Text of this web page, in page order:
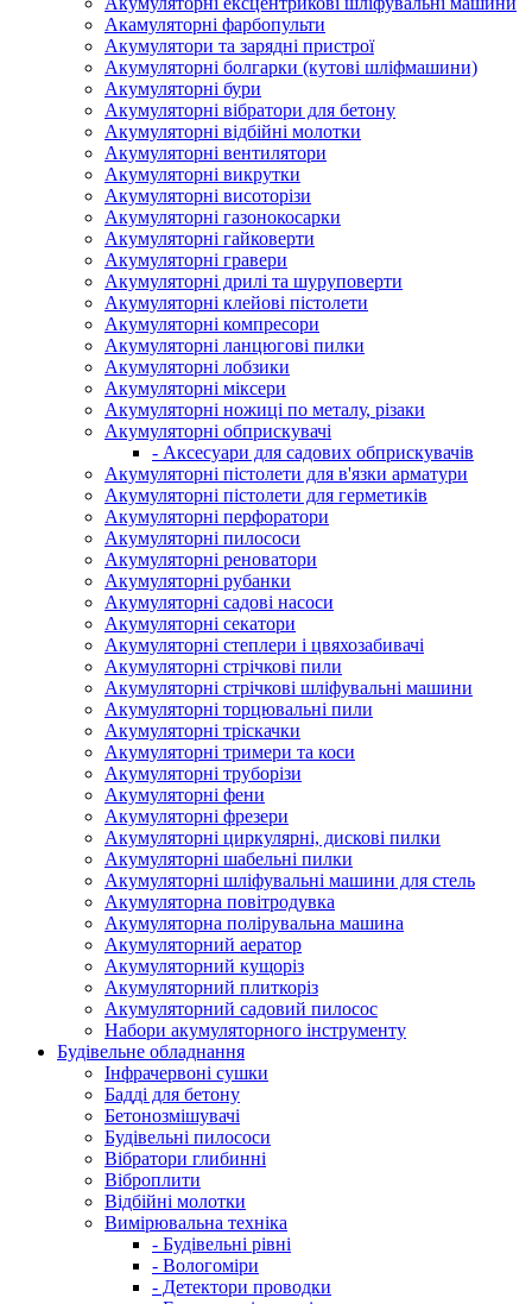
Акамуляторні фарбопульти
Акумулятори та зарядні пристрої
Акумуляторні болгарки (кутові шліфмашини)
Акумуляторні бури
Акумуляторні вібратори для бетону
Акумуляторні відбійні молотки
Акумуляторні вентилятори
Акумуляторні викрутки
Акумуляторні висоторізи
Акумуляторні газонокосарки
Акумуляторні гайковерти
Акумуляторні гравери
Акумуляторні дрилі та шуруповерти
Акумуляторні клейові пістолети
Акумуляторні компресори
Акумуляторні ланцюгові пилки
Акумуляторні лобзики
Акумуляторні міксери
Акумуляторні ножиці по металу, різаки
Акумуляторні обприскувачі
- Аксесуари для садових обприскувачів
Акумуляторні пістолети для в'язки арматури
Акумуляторні пістолети для герметиків
Акумуляторні перфоратори
Акумуляторні пилососи
Акумуляторні реноватори
Акумуляторні рубанки
Акумуляторні садові насоси
Акумуляторні секатори
Акумуляторні степлери і цвяхозабивачі
Акумуляторні стрічкові пили
Акумуляторні стрічкові шліфувальні машини
Акумуляторні торцювальні пили
Акумуляторні тріскачки
Акумуляторні тримери та коси
Акумуляторні труборізи
Акумуляторні фени
Акумуляторні фрезери
Акумуляторні циркулярні, дискові пилки
Акумуляторні шабельні пилки
Акумуляторні шліфувальні машини для стель
Акумуляторна повітродувка
Акумуляторна полірувальна машина
Акумуляторний аератор
Акумуляторний кущоріз
Акумуляторний плиткоріз
Акумуляторний садовий пилосос
Набори акумуляторного інструменту
Будівельне обладнання
Інфрачервоні сушки
Бадді для бетону
Бетонозмішувачі
Будівельні пилососи
Вібратори глибинні
Віброплити
Відбійні молотки
Вимірювальна техніка
- Будівельні рівні
- Вологоміри
- Детектори проводки